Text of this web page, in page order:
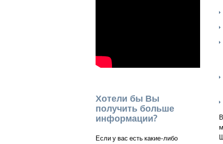
Хотели бы Вы
получить больше
информации?
Если у вас есть какие-либо